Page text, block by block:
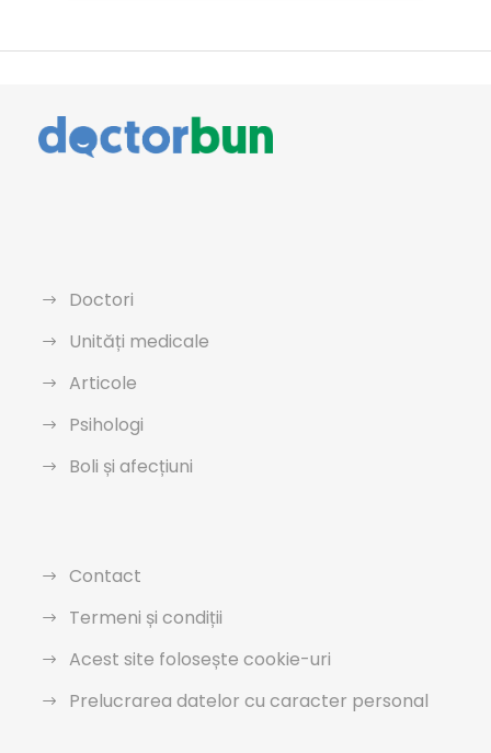
Doctori
Unități medicale
Articole
Psihologi
Boli și afecțiuni
Contact
Termeni și condiții
Acest site folosește cookie-uri
Prelucrarea datelor cu caracter personal